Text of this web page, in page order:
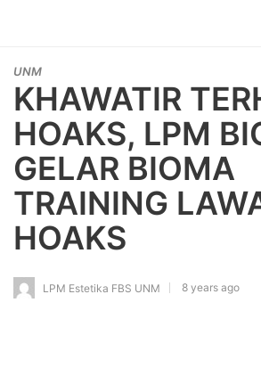
UNM
KHAWATIR
HOAKS, LPM
GELAR BIOMA
TRAINING
HOAKS
LPM Estetika FBS UNM 8 years ago